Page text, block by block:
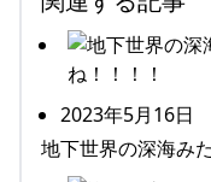
2023年5月16日
地下世界の深海み